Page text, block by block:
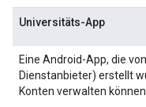
Universitäts-App
Eine Android-App, die
Dienstanbieter) erstellt
Konten verwalten können.